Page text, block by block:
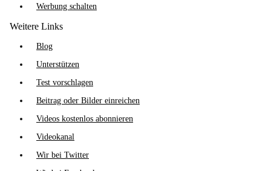
Werbung schalten
Weitere Links
Blog
Unterstützen
Test vorschlagen
Beitrag oder Bilder einreichen
Videos kostenlos abonnieren
Videokanal
Wir bei Twitter